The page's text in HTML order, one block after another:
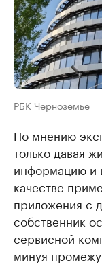
РБК Черноземье
По мнению
только давая
информацию и
качестве
приложения с
собственник
сервисной
минуя